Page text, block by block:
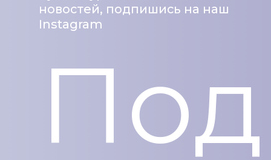
новостей, подпишись на наш
Instagram